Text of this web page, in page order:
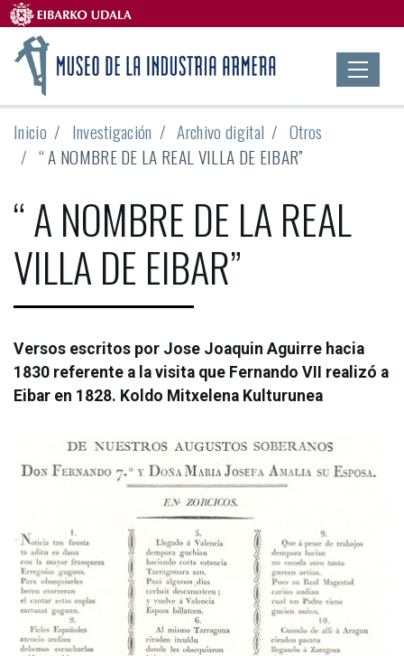
Inicio Investigación Archivo digital
Otros
“ A NOMBRE DE LA REAL VILLA DE EIBAR”
“ A NOMBRE DE LA REAL
VILLA DE EIBAR”
Versos escritos por Jose Joaquin Aguirre hacia
1830 referente a la visita que Fernando VII realizó a
Eibar en 1828. Koldo Mitxelena Kulturunea